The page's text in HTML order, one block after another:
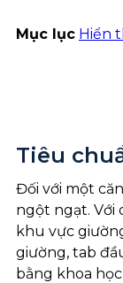
Mục lục Hiển
Tiêu
Đối với một
ngột ngạt. Với
khu vực
giường, tab
bằng khoa